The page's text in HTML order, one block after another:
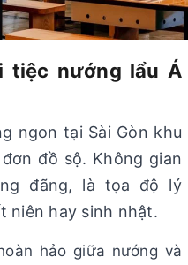
tiệc nướng lẩu Á
ngon tại Sài Gòn khu
đồ sộ. Không gian
đãng, là tọa độ lý
niên hay sinh nhật.
hảo giữa nướng và